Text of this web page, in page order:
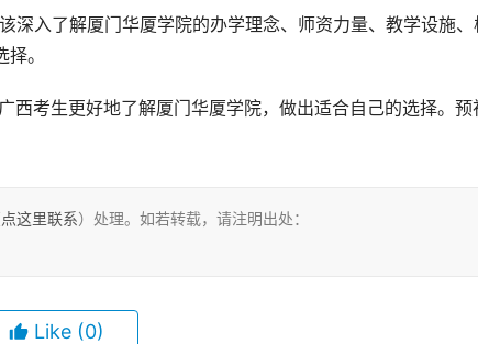
深入了解厦门华厦学院的办学理念、师资力量、教学设施、
。
点这里联系）处理。如若转载，请注明出处：
Like (0)